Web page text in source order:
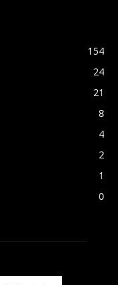
154
24
21
8
4
2
1
0